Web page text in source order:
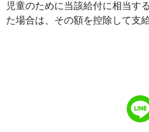
児童のために当該給付に相当す
た場合は、その額を控除して支